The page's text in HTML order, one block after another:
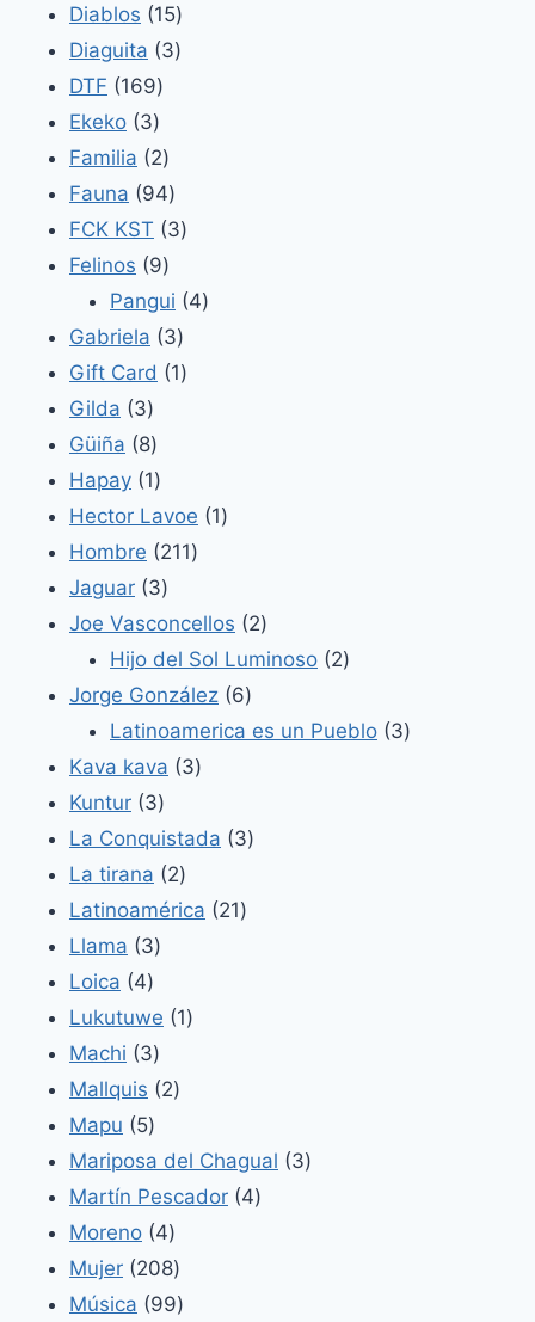
Diablos 1515
productos
Diaguita 33
DTF 169169
productos
Ekeko 33
productos
Familia 22
productos
Fauna 9494
productos
FCK KST 33
Felinos 99
productos
Pangui 44
Gabriela 33
productos
Gift Card 11
Gilda 33
productos
Güiña 88
productos
Hapay 11
producto
Hector Lavoe 11
Hombre 211211
Jaguar 33
productos
Joe Vasconcellos 22
productos
Hijo del Sol Luminoso 22
Jorge González 66
productos
Latinoamerica es un Pueblo 33
Kava kava 33
Kuntur 33
productos
La Conquistada 33
La tirana 22
productos
Latinoamérica 2121
Llama 33
Loica 44
productos
Lukutuwe 11
Machi 33
productos
Mallquis 22
Mapu 55
productos
Mariposa del Chagual 33
Martín Pescador 44
Moreno 44
productos
Mujer 208208
productos
Música 9999